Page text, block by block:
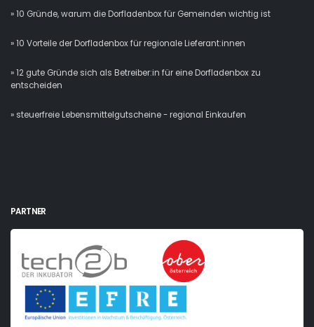
» 10 Gründe, warum die Dorfladenbox für Gemeinden wichtig ist
» 10 Vorteile der Dorfladenbox für regionale Lieferant:innen
» 12 gute Gründe sich als Betreiber:in für eine Dorfladenbox zu
entscheiden
» steuerfreie Lebensmittelgutscheine - regional Einkaufen
PARTNER